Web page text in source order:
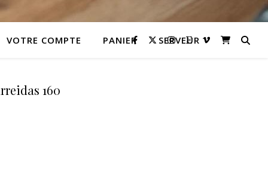
VOTRE COMPTE PANIER SERVEUR
160
prix : 39,00 € à 48,00 €